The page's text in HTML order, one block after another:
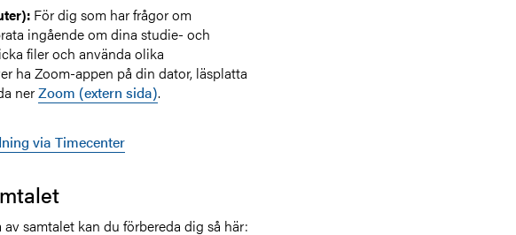
För dig som har frågor om
ingående om dina studie- och
filer och använda olika
ha Zoom-appen på din dator, läsplatta
nerZoom (extern sida).
via Timecenter
samtalet kan du förbereda dig så här: